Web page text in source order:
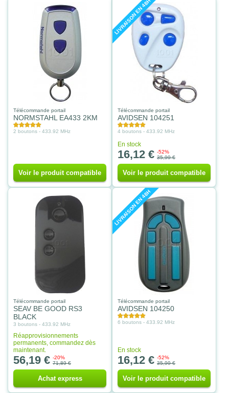
Télécommande portail
NORMSTAHL EA433 2KM
2 boutons - 433.92 MHz
Voir le produit compatible
LIVRAISON EN 48H
Télécommande portail
AVIDSEN 104251
4 boutons - 433.92 MHz
En stock
16,12 € -52%
35,99 €
Voir le produit compatible
Télécommande portail
SEAV BE GOOD RS3
BLACK
3 boutons - 433.92 MHz
Réapprovisionnements
permanents, commandez dès
maintenant.
56,19 € -20%
71,89 €
Achat express
LIVRAISON EN 48H
Télécommande portail
AVIDSEN 104250
6 boutons - 433.92 MHz
En stock
16,12 € -52%
35,99 €
Voir le produit compatible